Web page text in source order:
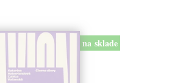
na sklade